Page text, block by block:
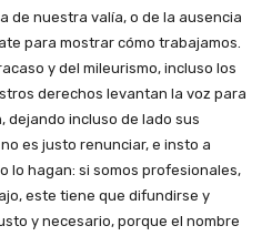
de nuestra valía, o de la ausencia
para mostrar cómo trabajamos.
y del mileurismo, incluso los
derechos levantan la voz para
dejando incluso de lado sus
es justo renunciar, e insto a
lo hagan: si somos profesionales,
este tiene que difundirse y
y necesario, porque el nombre